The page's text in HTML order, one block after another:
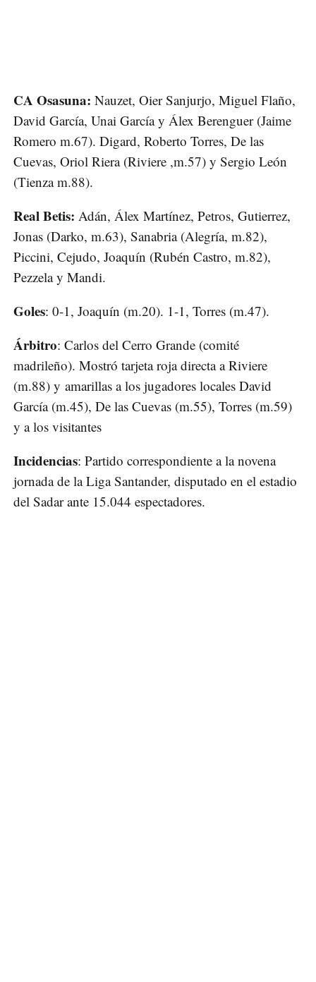
CA Osasuna: Nauzet, Oier Sanjurjo, Miguel Flaño,
David García, Unai García y Álex Berenguer (Jaime
Romero m.67). Digard, Roberto Torres, De las
Cuevas, Oriol Riera (Riviere ,m.57) y Sergio León
(Tienza m.88).
Real Betis: Adán, Álex Martínez, Petros, Gutierrez,
Jonas (Darko, m.63), Sanabria (Alegría, m.82),
Piccini, Cejudo, Joaquín (Rubén Castro, m.82),
Pezzela y Mandi.
Goles: 0-1, Joaquín (m.20). 1-1, Torres (m.47).
Árbitro: Carlos del Cerro Grande (comité
madrileño). Mostró tarjeta roja directa a Riviere
(m.88) y amarillas a los jugadores locales David
García (m.45), De las Cuevas (m.55), Torres (m.59)
y a los visitantes
Incidencias: Partido correspondiente a la novena
jornada de la Liga Santander, disputado en el estadio
del Sadar ante 15.044 espectadores.